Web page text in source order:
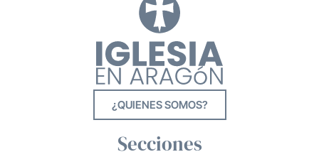
¿QUIENES SOMOS?
Secciones